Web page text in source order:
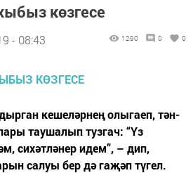
көзгесе
- 08:43 1290 0 0
кешеләрнең олыгаеп, тән-
таушалып тузгач: “Үз
сихәтләнер идем”, – дип,
салуы бер дә гаҗәп түгел.